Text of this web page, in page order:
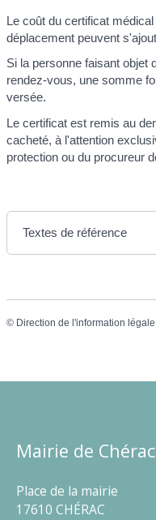
Le coût du certificat
déplacement peuvent
Si la personne faisant objet
rendez-vous, une somme
versée.
Le certificat est remis au
cacheté, à l'attention
protection ou du procureur
Textes de référence
© Direction de l'information
Mairie de Chérac
Place de la mairie
17610 CHÉRAC